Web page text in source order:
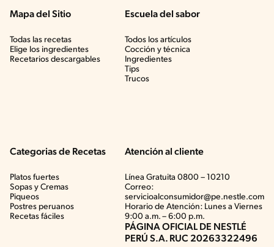
Mapa del Sitio
Todas las recetas
Elige los ingredientes
Recetarios descargables
Escuela del sabor
Todos los artículos
Cocción y técnica
Ingredientes
Tips
Trucos
Categorias de Recetas
Platos fuertes
Sopas y Cremas
Piqueos
Postres peruanos
Recetas fáciles
Atención al cliente
Línea Gratuita 0800 – 10210
Correo:
servicioalconsumidor@pe.nestle.com
Horario de Atención: Lunes a Viernes
9:00 a.m. – 6:00 p.m.
PÁGINA OFICIAL DE NESTLÉ
PERÚ S.A. RUC 20263322496